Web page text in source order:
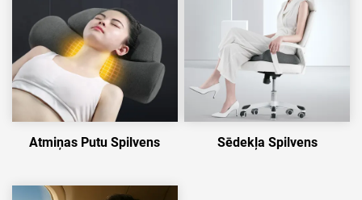
Atmiņas Putu Spilvens Sēdekļa Spilvens